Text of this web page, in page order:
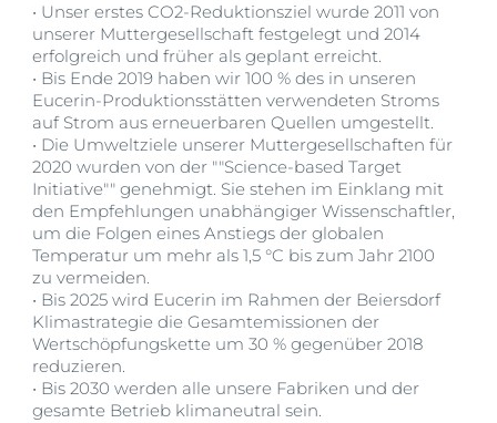
• Unser erstes CO2-Reduktionsziel wurde 2011 von
unserer Muttergesellschaft festgelegt und 2014
erfolgreich und früher als geplant erreicht.
• Bis Ende 2019 haben wir 100 % des in unseren
Eucerin-Produktionsstätten verwendeten Stroms
auf Strom aus erneuerbaren Quellen umgestellt.
• Die Umweltziele unserer Muttergesellschaften für
2020 wurden von der ""Science-based Target
Initiative"" genehmigt. Sie stehen im Einklang mit
den Empfehlungen unabhängiger Wissenschaftler,
um die Folgen eines Anstiegs der globalen
Temperatur um mehr als 1,5 °C bis zum Jahr 2100
zu vermeiden.
• Bis 2025 wird Eucerin im Rahmen der Beiersdorf
Klimastrategie die Gesamtemissionen der
Wertschöpfungskette um 30 % gegenüber 2018
reduzieren.
• Bis 2030 werden alle unsere Fabriken und der
gesamte Betrieb klimaneutral sein.